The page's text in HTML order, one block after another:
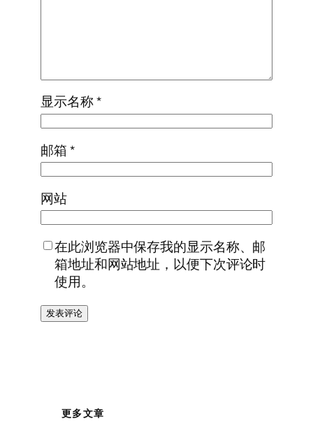
显示名称*
邮箱*
网站
在此浏览器中保存我的显示名称、邮
箱地址和网站地址，以便下次评论时
使用。
更多文章